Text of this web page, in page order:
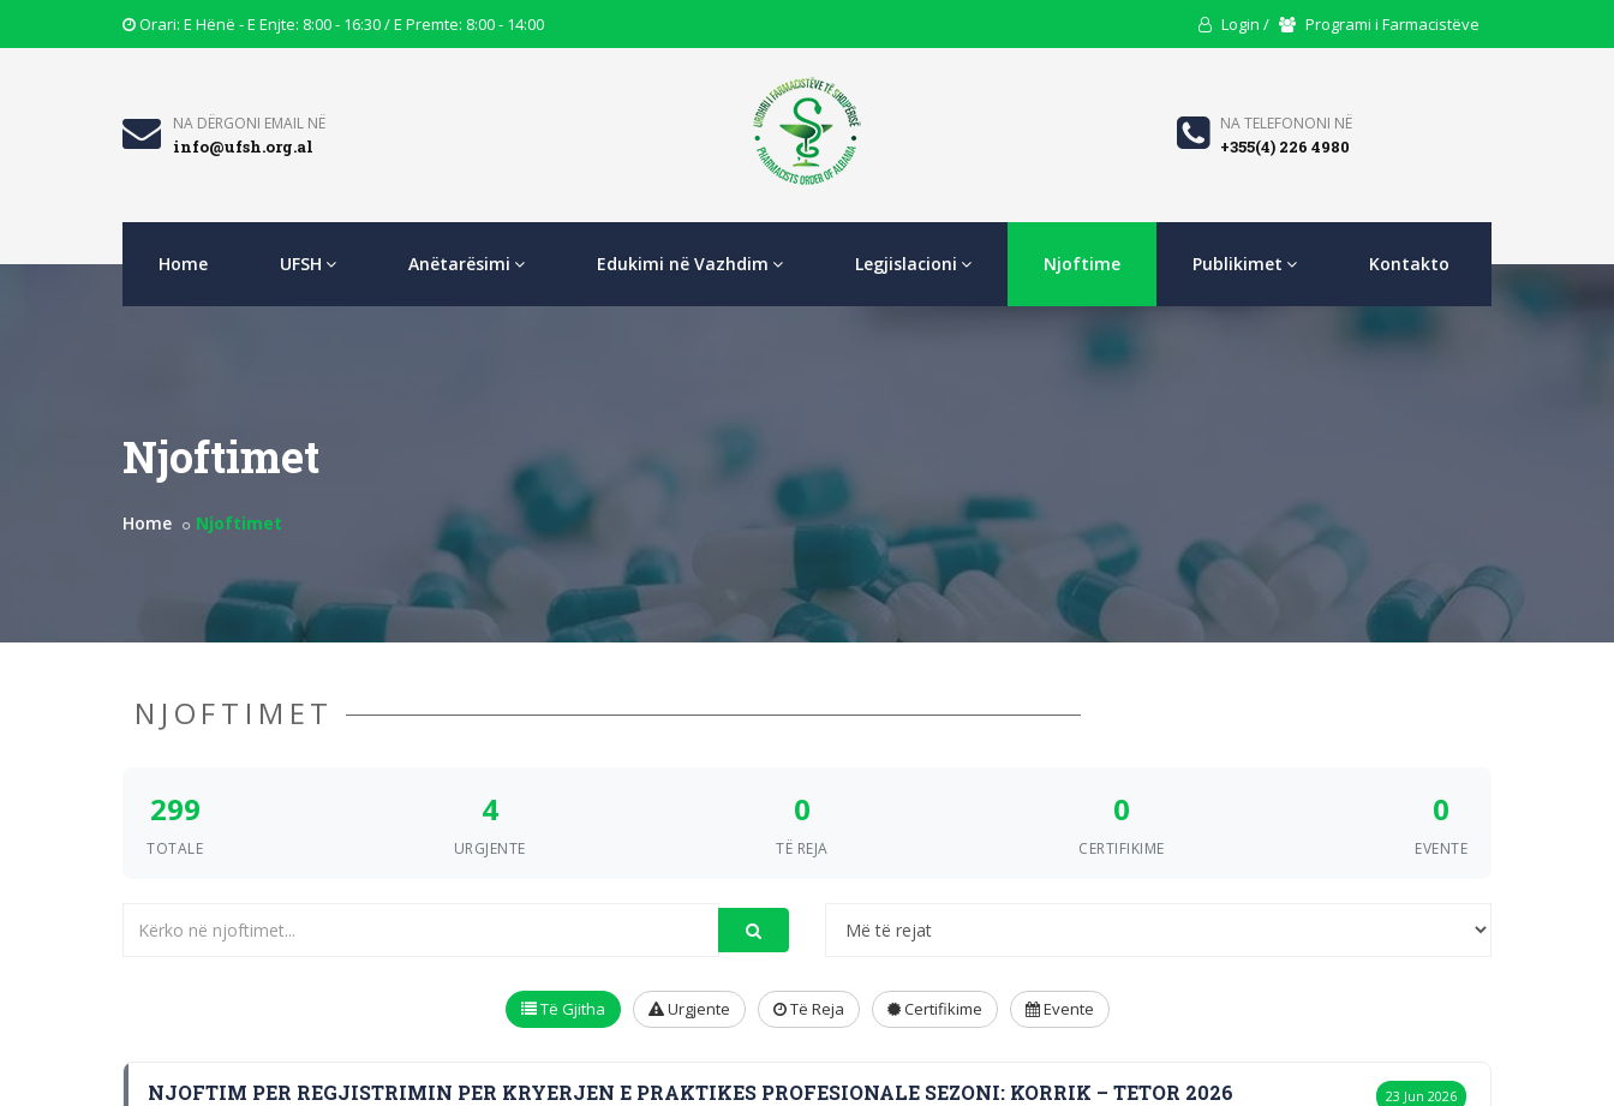
Opening
Icon
Orari: E Hënë - E Enjte: 8:00 - 16:30 / E Premte: 8:00 - 14:00 User
Login / Users
Programi i Farmacistëve
Email
Icon
NA DËRGONI EMAIL NË
info@ufsh.org.al
Phone
Icon
NA TELEFONONI NË
+355(4) 226 4980
Home UFSH Anëtarësimi Edukimi në Vazhdim Legjislacioni Njoftime Publikimet Kontakto
Njoftimet
Home Njoftimet
NJOFTIMET
299
TOTALE
4
URGJENTE
0
TË REJA
0
CERTIFIKIME
0
EVENTE
Të Gjitha Urgjente Të Reja Certifikime Evente
23 Jun 2026
NJOFTIM PER REGJISTRIMIN PER KRYERJEN E PRAKTIKES PROFESIONALE SEZONI: KORRIK – TETOR 2026